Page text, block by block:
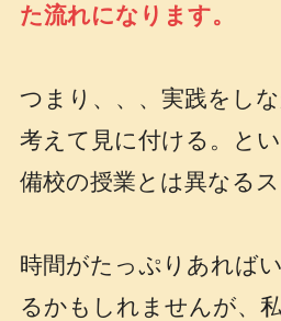
た流れになります。
つまり、、、実践をし
考えて見に付ける。と
備校の授業とは異なるス
時間がたっぷりあれば
るかもしれませんが、